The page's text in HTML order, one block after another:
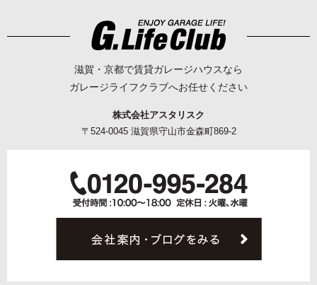
滋賀・京都で賃貸ガレージハウスなら
ガレージライフクラブへお任せください
株式会社アスタリスク
〒524-0045 滋賀県守山市金森町869-2